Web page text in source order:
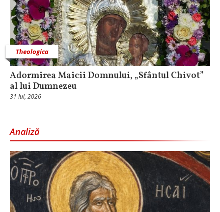
Theologica
Adormirea Maicii Domnului, „Sfântul Chivot”
al lui Dumnezeu
31 Iul, 2026
Analiză